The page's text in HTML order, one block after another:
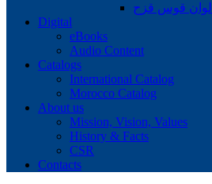
ألوان قوس قزح
Digital
eBooks
Audio Content
Catalogs
International Catalog
Morocco Catalog
About us
Mission, Vision, Values
History & Facts
CSR
Contacts